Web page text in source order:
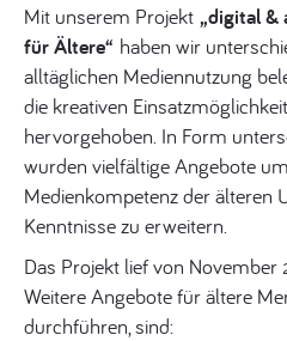
Mit unserem Projekt „digital &
für Ältere“ haben wir
alltäglichen Mediennutzung
die kreativen
hervorgehoben. In Form
wurden vielfältige Angebote
Medienkompetenz der älteren
Kenntnisse zu erweitern.
Das Projekt lief von
Weitere Angebote für ältere
durchführen, sind: